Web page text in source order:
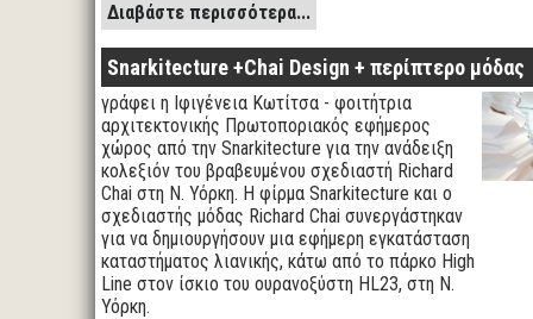
Διαβάστε περισσότερα...
Snarkitecture +Chai Design + περίπτερο μόδας
γράφει η Ιφιγένεια Κωτίτσα - φοιτήτρια
αρχιτεκτονικής Πρωτοποριακός εφήμερος
χώρος από την Snarkitecture για την ανάδειξη
κολεξιόν του βραβευμένου σχεδιαστή Richard
Chai στη Ν. Υόρκη. Η φίρμα Snarkitecture και ο
σχεδιαστής μόδας Richard Chai συνεργάστηκαν
για να δημιουργήσουν μια εφήμερη εγκατάσταση
καταστήματος λιανικής, κάτω από το πάρκο High
Line στον ίσκιο του ουρανοξύστη HL23, στη Ν.
Υόρκη.